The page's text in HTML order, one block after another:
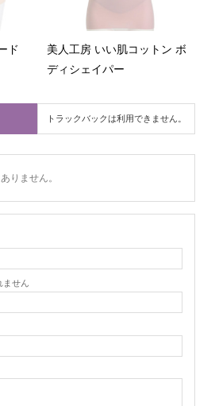
ド
美人工房 いい肌コットン ボ
ディシェイパー
トラックバックは利用できません。
りません。
せん